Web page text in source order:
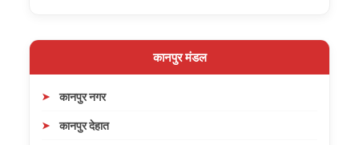
कानपुर मंडल
कानपुर नगर
कानपुर देहात